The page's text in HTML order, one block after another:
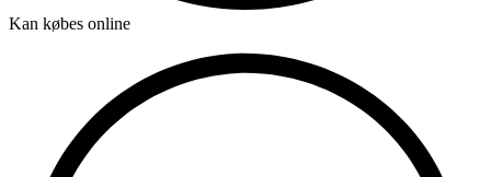
Kan købes online